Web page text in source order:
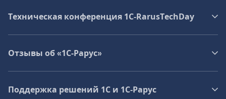
Техническая конференция 1C‑RarusTechDay
Отзывы об «1С-Рарус»
Поддержка решений 1С и 1С‑Рарус